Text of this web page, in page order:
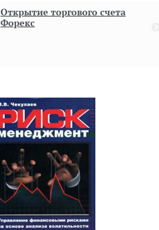
Открытие торгового счета
Форекс